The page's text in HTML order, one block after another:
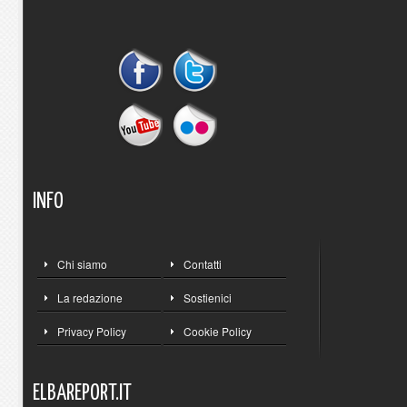
INFO
Chi siamo Contatti
La redazione Sostienici
Privacy Policy Cookie Policy
ELBAREPORT.IT